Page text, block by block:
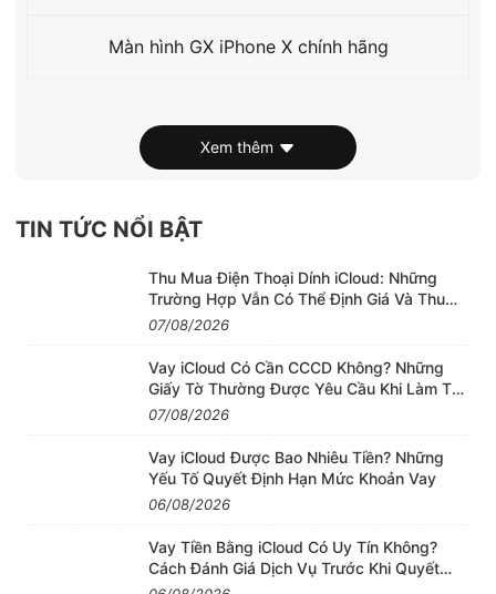
Màn hình GX iPhone X chính hãng
iPhone X chính hãng GX:
thay thế màn hình điện thoại. Bởi loại màn này được
đánh giá với những ưu điểm, nhược điểm nổi bật
+ Ưu điểm của màn hình iPhone X chính hãng GX:
. Màn GX iPhone được đánh giá là loại màn hình đạt
tới 98% về chất lượng hiển thị và độ cảm ứng so với
màn hình chính hãng Apple.
. Có khả năng chịu được môi trường ở nhiệt độ cao,
khả năng chống va đập tốt.
. Tính năng True Tone và 3D Touch vẫn được hỗ trợ
tương tự như các loại màn hình chính hãng khác.
. Dễ dàng tìm thấy và thay thế màn hình GX tại các
trung tâm sửa chữa uy tín.
Xem thêm
TIN TỨC NỔI BẬT
Thu Mua Điện Thoại Dính iCloud: Những
Trường Hợp Vẫn Có Thể Định Giá Và Thu
Mua
07/08/2026
Vay iCloud Có Cần CCCD Không? Những
Giấy Tờ Thường Được Yêu Cầu Khi Làm Thủ
Tục
07/08/2026
Vay iCloud Được Bao Nhiêu Tiền? Những
Yếu Tố Quyết Định Hạn Mức Khoản Vay
06/08/2026
Vay Tiền Bằng iCloud Có Uy Tín Không?
Cách Đánh Giá Dịch Vụ Trước Khi Quyết
Định